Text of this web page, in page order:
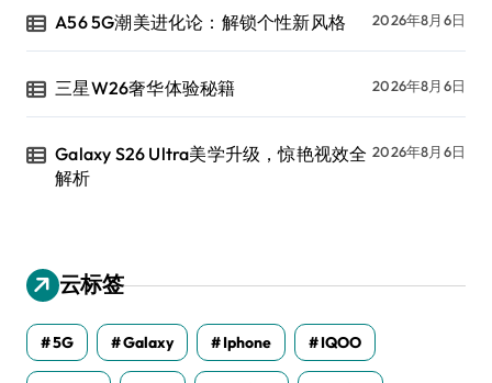
A56 5G潮美进化论：解锁个性新风格 2026年8月6日
三星W26奢华体验秘籍 2026年8月6日
Galaxy S26 Ultra美学升级，惊艳视效全
解析
2026年8月6日
云标签
5G Galaxy Iphone IQOO